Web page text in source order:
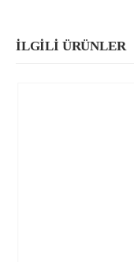
İLGILI ÜRÜNLER